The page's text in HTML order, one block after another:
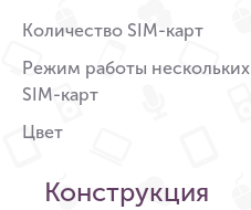
Количество SIM-карт
Режим работы нескольких
SIM-карт
Цвет
Конструкция